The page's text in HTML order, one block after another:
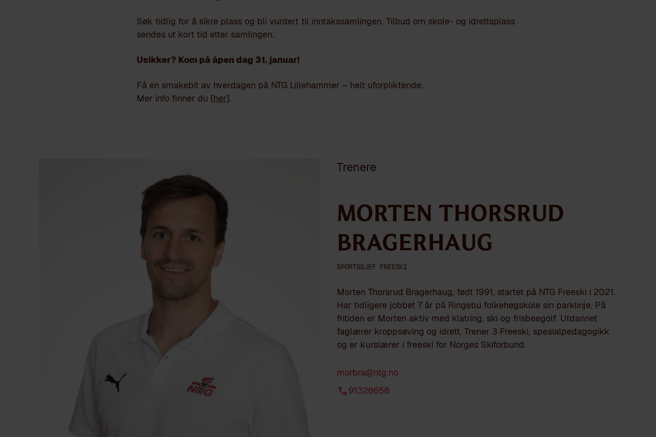
Søk tidlig for å sikre plass og bli vurdert til inntakssamlingen. Tilbud om skole- og idrettsplass
sendes ut kort tid etter samlingen.
Usikker? Kom på åpen dag 31. januar!
Få en smakebit av hverdagen på NTG Lillehammer – helt uforpliktende.
Mer info finner du [her].
Trenere
Morten Thorsrud
Bragerhaug
SPORTSSJEF FREESKI
Morten Thorsrud Bragerhaug, født 1991, startet på NTG Freeski i 2021.
Har tidligere jobbet 7 år på Ringebu folkehøgskole sin parklinje. På
fritiden er Morten aktiv med klatring, ski og frisbeegolf. Utdannet
faglærer kroppsøving og idrett, Trener 3 Freeski, spesialpedagogikk
og er kurslærer i freeski for Norges Skiforbund.
morbra@ntg.no
91326658